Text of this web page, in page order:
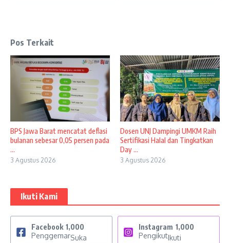
Pos Terkait
BPS Jawa Barat mencatat deflasi
bulanan sebesar 0,05 persen pada
...
3 Agustus 2026
Dosen UNJ Dampingi UMKM Raih
Sertifikasi Halal dan Tingkatkan
Day ...
3 Agustus 2026
Ikuti Kami
Facebook 1,000
PenggemarSuka
Instagram 1,000
PengikutIkuti